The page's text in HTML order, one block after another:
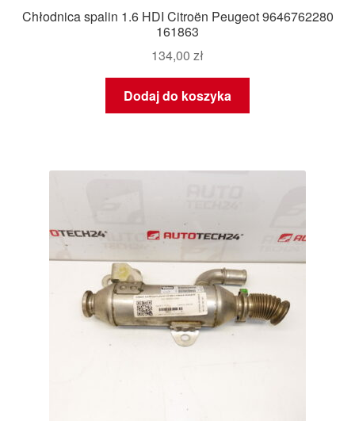
Chłodnica spalin 1.6 HDI Citroën Peugeot 9646762280
161863
134,00 zł
Dodaj do koszyka